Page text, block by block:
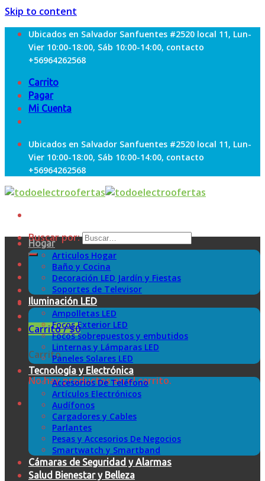
Skip to content
Ubicados en Salvador Sanfuentes #2520 local 11, Lun-
Vier 10:00-18:00, Sáb 10:00-14:00, contacto
+56964262568
Carrito
Pagar
Mi Cuenta
Ubicados en Salvador Sanfuentes #2520 local 11, Lun-
Vier 10:00-18:00, Sáb 10:00-14:00, contacto
+56964262568
Buscar por:
Carrito /$0
Carrito
No hay productos en el carrito.
Hogar
Articulos Hogar
Baño y Cocina
Decoración LED Jardín y Fiestas
Soportes de Televisor
Iluminación LED
Ampolletas LED
Focos Exterior LED
Focos sobrepuestos y embutidos
Linternas y Lámparas LED
Paneles Solares LED
Tecnología y Electrónica
Accesorios De Teléfono
Artículos Electrónicos
Audífonos
Cargadores y Cables
Parlantes
Pesas y Accesorios De Negocios
Smartwatch y Smartband
Cámaras de Seguridad y Alarmas
Salud Bienestar y Belleza